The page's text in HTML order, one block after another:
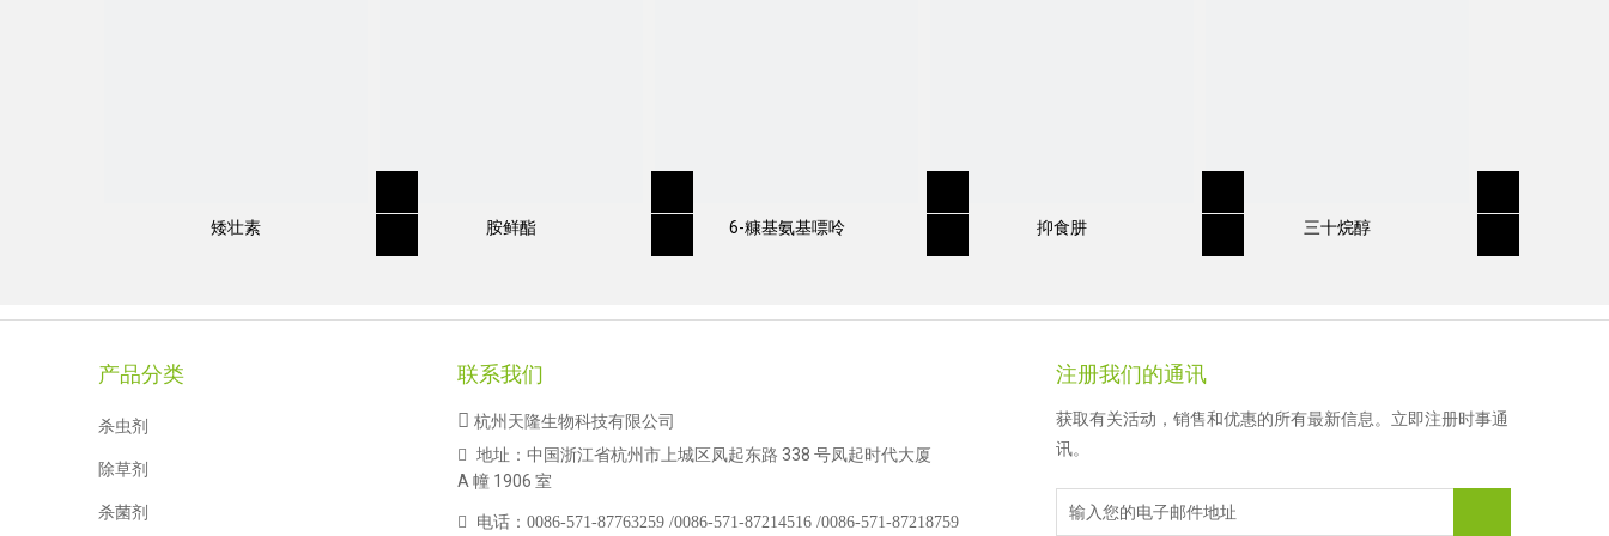
矮壮素 胺鲜酯 6-糠基氨基嘌呤 抑食肼 三十烷醇
产品分类
杀虫剂
除草剂
杀菌剂
联系我们
 杭州天隆生物科技有限公司
 地址：中国浙江省杭州市上城区凤起东路 338 号凤起时代大厦
A 幢 1906 室
 电话： 0086-571-87763259 /0086-571-87214516 /0086-571-87218759
注册我们的通讯
获取有关活动，销售和优惠的所有最新信息。立即注册时事通
讯。